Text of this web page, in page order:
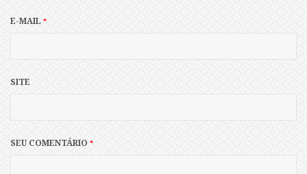
E-MAIL*
SITE
SEU COMENTÁRIO*